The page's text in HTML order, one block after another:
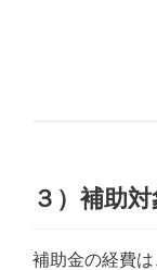
３）補助
補助金の経費